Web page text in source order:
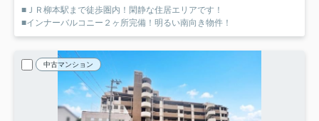
■ＪＲ柳本駅まで徒歩圏内！閑静な住居エリアです！
■インナーバルコニー２ヶ所完備！明るい南向き物件！
中古マンション